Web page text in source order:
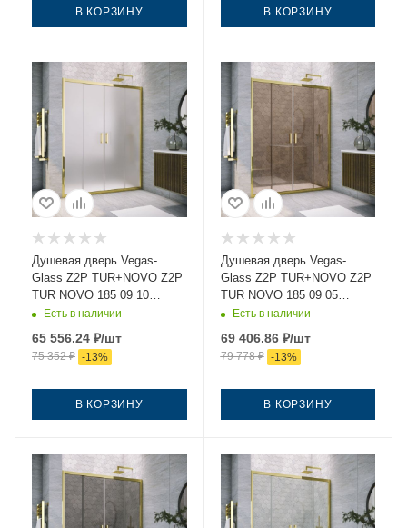
В КОРЗИНУ В КОРЗИНУ
Душевая дверь Vegas-
Glass Z2P TUR+NOVO Z2P
TUR NOVO 185 09 10
185х200 стекло матовое
Есть в наличии
65 556.24 ₽/шт
75 352₽ -13%
В КОРЗИНУ
Душевая дверь Vegas-
Glass Z2P TUR+NOVO Z2P
TUR NOVO 185 09 05
185х200 стекло
золото
Есть в наличии
69 406.86₽/шт
79 778₽ -13%
В КОРЗИНУ